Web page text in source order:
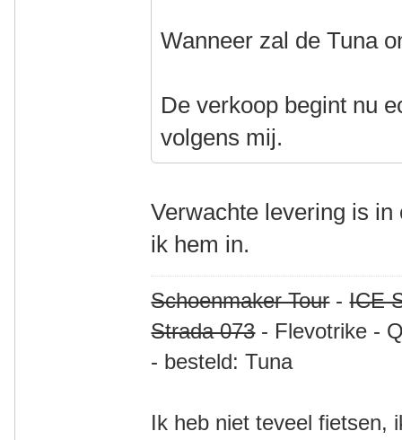
Wanneer zal de Tuna
De verkoop begint nu
volgens mij.
Verwachte levering is
ik hem in.
Schoenmaker Tour-ICE
Strada 073- Flevotrike -
- besteld: Tuna
Ik heb niet teveel fietsen,